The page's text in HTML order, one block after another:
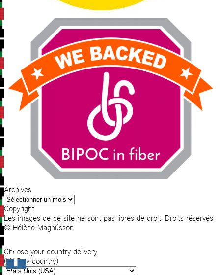
Archives
Archives
Copyright
Les images de ce site ne sont pas libres de droit. Droits réservés
© Hélène Magnússon.
Choose your country delivery
(VAT by country)